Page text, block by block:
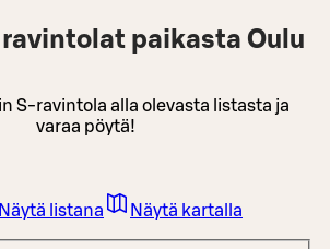
paikasta Oulu
S-ravintola alla olevasta listasta ja
varaa pöytä!
Näytä listana Näytä kartalla